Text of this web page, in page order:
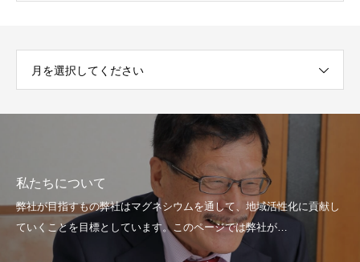
月を選択してください
マグネシウムの動